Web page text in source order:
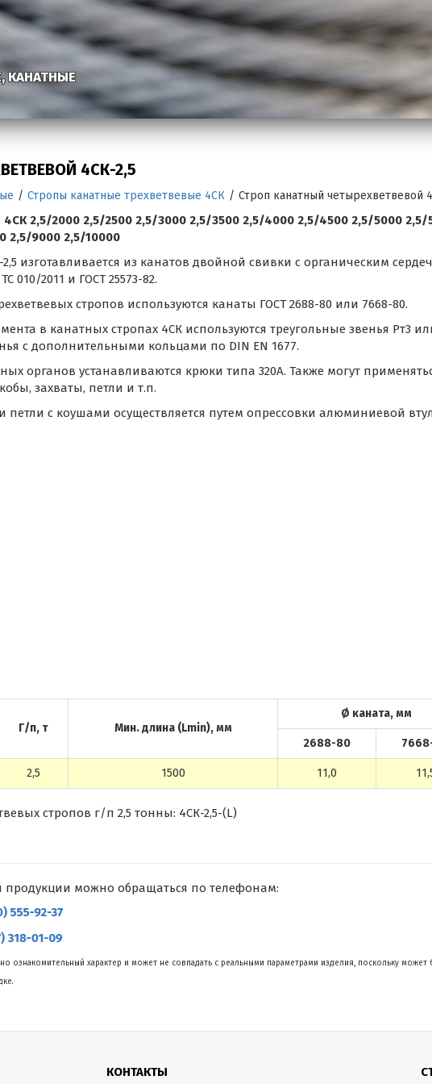
КАНАТНЫЕ
4СК-2,5
/ Стропы канатные трехветвевые 4СК / Строп канатный четырехветвевой
2,5/2000 2,5/2500 2,5/3000 2,5/3500 2,5/4000 2,5/4500 2,5/5000 2,5/
2,5/9000 2,5/10000
изготавливается из канатов двойной свивки с органическим
010/2011 и ГОСТ 25573-82.
стропов используются канаты ГОСТ 2688-80 или 7668-80.
в канатных стропах 4СК используются треугольные звенья Рт3
с дополнительными кольцами по DIN EN 1677.
органов устанавливаются крюки типа 320А. Также могут
захваты, петли и т.п.
петли с коушами осуществляется путем опрессовки алюминиевой
Г/п, т Мин. длина (Lmin), мм
Ø каната, мм
2688-80
2,5 1500 11,0
стропов г/п 2,5 тонны: 4СК-2,5-(L)
можно обращаться по телефонам:
ознакомительный характер и может не совпадать с реальными параметрами изделия, поскольку может
КОНТАКТЫ